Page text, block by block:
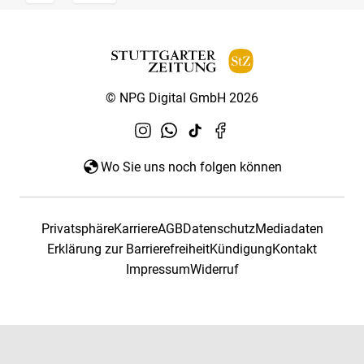
© NPG Digital GmbH 2026
Wo Sie uns noch folgen können
PrivatsphäreKarriereAGBDatenschutzMediadaten
Erklärung zur BarrierefreiheitKündigungKontakt
ImpressumWiderruf